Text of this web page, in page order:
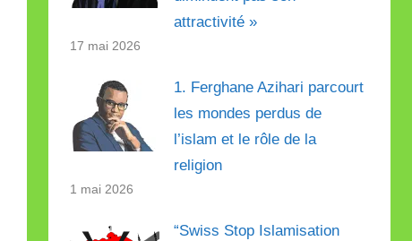
attractivité »
17 mai 2026
1. Ferghane Azihari parcourt
les mondes perdus de
l’islam et le rôle de la
religion
1 mai 2026
“Swiss Stop Islamisation